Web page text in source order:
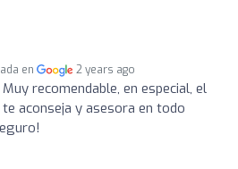
en 2 years ago
Muy recomendable, en especial, el
aconseja y asesora en todo